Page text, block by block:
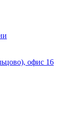
офис 16